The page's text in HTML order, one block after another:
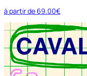
à partir de 69.00€